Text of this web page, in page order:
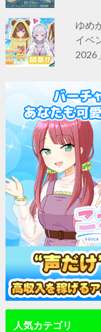
ゆめ
イベ
2026
人気カテゴリ